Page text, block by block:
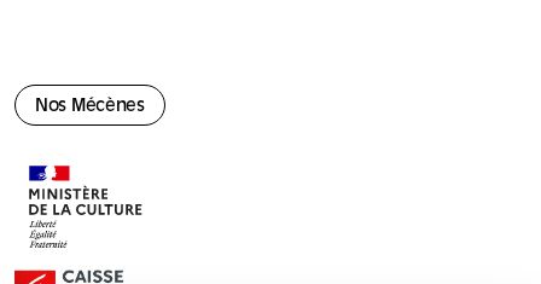
Nos Mécènes